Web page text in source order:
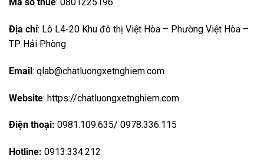
Địa chỉ: Lô L4-20 Khu đô thị Việt Hòa – Phường Việt Hòa –
TP Hải Phòng
Email: qlab@chatluongxetnghiem.com
Website: https://chatluongxetnghiem.com
Điện thoại: 0981.109.635/ 0978.336.115
Hotline: 0913.334.212